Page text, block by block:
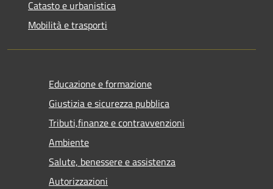
Catasto e urbanistica
Mobilità e trasporti
Educazione e formazione
Giustizia e sicurezza pubblica
Tributi,finanze e contravvenzioni
Ambiente
Salute, benessere e assistenza
Autorizzazioni